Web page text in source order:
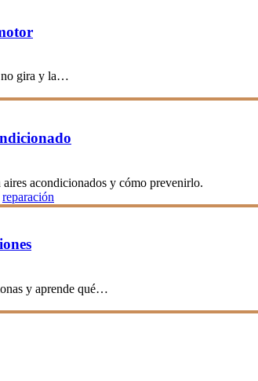
no gira y la…
acondicionados y cómo prevenirlo.
reparación
y aprende qué…